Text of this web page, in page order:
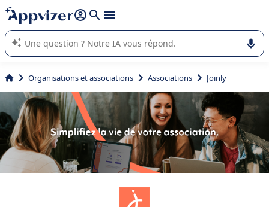
répondre (plusieurs lignes avec
L'IA de Appvizer vous guide dans l'utilisation ou la sélection de
logiciel SaaS en entreprise.
Organisations et associations Associations Joinly